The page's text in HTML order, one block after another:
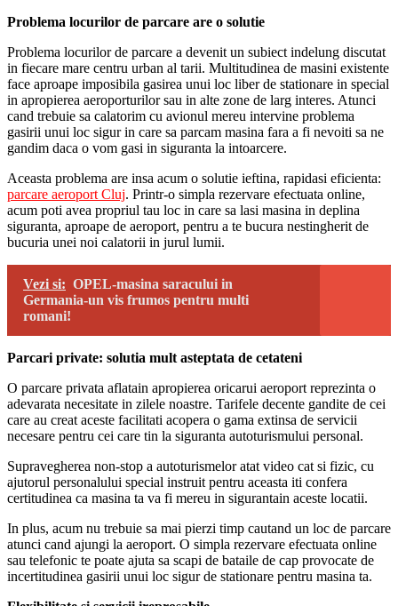
Problema locurilor de parcare are o solutie
Problema locurilor de parcare a devenit un subiect indelung discutat
in fiecare mare centru urban al tarii. Multitudinea de masini existente
face aproape imposibila gasirea unui loc liber de stationare in special
in apropierea aeroporturilor sau in alte zone de larg interes. Atunci
cand trebuie sa calatorim cu avionul mereu intervine problema
gasirii unui loc sigur in care sa parcam masina fara a fi nevoiti sa ne
gandim daca o vom gasi in siguranta la intoarcere.
Aceasta problema are insa acum o solutie ieftina, rapidasi eficienta:
parcare aeroport Cluj. Printr-o simpla rezervare efectuata online,
acum poti avea propriul tau loc in care sa lasi masina in deplina
siguranta, aproape de aeroport, pentru a te bucura nestingherit de
bucuria unei noi calatorii in jurul lumii.
Vezi si: OPEL-masina saracului in
Germania-un vis frumos pentru multi
romani!
Parcari private: solutia mult asteptata de cetateni
O parcare privata aflatain apropierea oricarui aeroport reprezinta o
adevarata necesitate in zilele noastre. Tarifele decente gandite de cei
care au creat aceste facilitati acopera o gama extinsa de servicii
necesare pentru cei care tin la siguranta autoturismului personal.
Supravegherea non-stop a autoturismelor atat video cat si fizic, cu
ajutorul personalului special instruit pentru aceasta iti confera
certitudinea ca masina ta va fi mereu in sigurantain aceste locatii.
In plus, acum nu trebuie sa mai pierzi timp cautand un loc de parcare
atunci cand ajungi la aeroport. O simpla rezervare efectuata online
sau telefonic te poate ajuta sa scapi de bataile de cap provocate de
incertitudinea gasirii unui loc sigur de stationare pentru masina ta.